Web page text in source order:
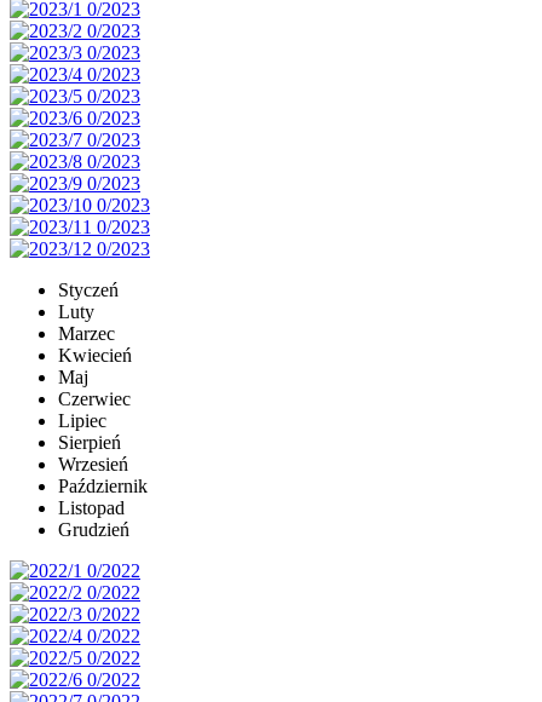
Styczeń
Luty
Marzec
Kwiecień
Maj
Czerwiec
Lipiec
Sierpień
Wrzesień
Październik
Listopad
Grudzień